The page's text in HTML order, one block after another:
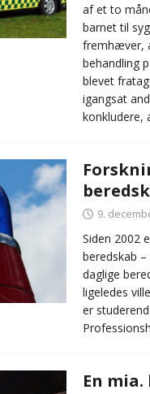
af et to
barnet til
fremhæver,
behandling
blevet
igangsat
konkludere,
9.
Siden 2002
beredskab
daglige
ligeledes
er
En